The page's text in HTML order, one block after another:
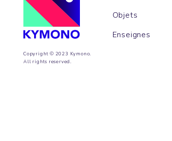
Copyright © 2023 Kymono.
All rights reserved.
Objets
Enseignes